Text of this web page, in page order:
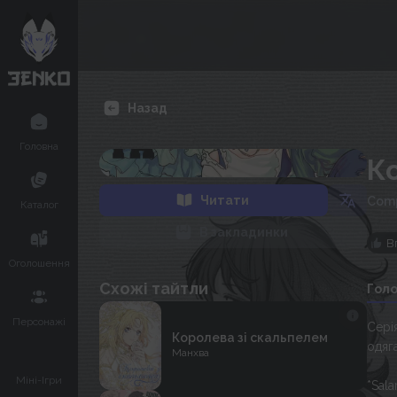
Головна
Каталог
Оголошення
Персонажі
Міні-Ігри
Назад
Читати
Схожі тайтли
Королева зі скальпелем
Манхва